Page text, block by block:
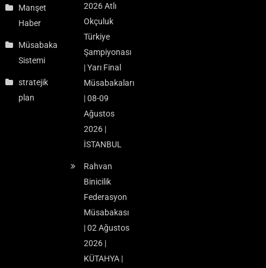
Manşet
Haber
Müsabaka
Sistemi
stratejik
plan
2026 Atlı
Okçuluk
Türkiye
Şampiyonası
| Yarı Final
Müsabakaları
| 08-09
Ağustos
2026 |
İSTANBUL
Rahvan
Binicilik
Federasyon
Müsabakası
| 02 Ağustos
2026 |
KÜTAHYA |